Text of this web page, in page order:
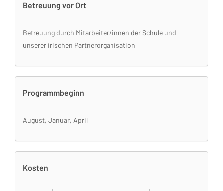
Betreuung vor Ort
Betreuung durch Mitarbeiter/innen der Schule und
unserer irischen Partnerorganisation
Programmbeginn
August, Januar, April
Kosten